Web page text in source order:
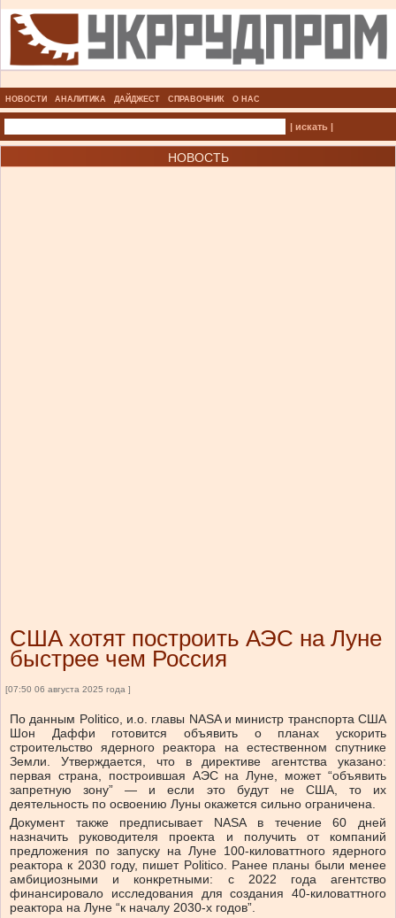
НОВОСТИ АНАЛИТИКА ДАЙДЖЕСТ СПРАВОЧНИК О НАС
| искать |
НОВОСТЬ
США хотят построить АЭС на Луне
быстрее чем Россия
[07:50 06 августа 2025 года ]
По данным Politico, и.о. главы NASA и министр транспорта США
Шон Даффи готовится объявить о планах ускорить
строительство ядерного реактора на естественном спутнике
Земли. Утверждается, что в директиве агентства указано:
первая страна, построившая АЭС на Луне, может “объявить
запретную зону” — и если это будут не США, то их
деятельность по освоению Луны окажется сильно ограничена.
Документ также предписывает NASA в течение 60 дней
назначить руководителя проекта и получить от компаний
предложения по запуску на Луне 100-киловаттного ядерного
реактора к 2030 году, пишет Politico. Ранее планы были менее
амбициозными и конкретными: с 2022 года агентство
финансировало исследования для создания 40-киловаттного
реактора на Луне “к началу 2030-х годов”.